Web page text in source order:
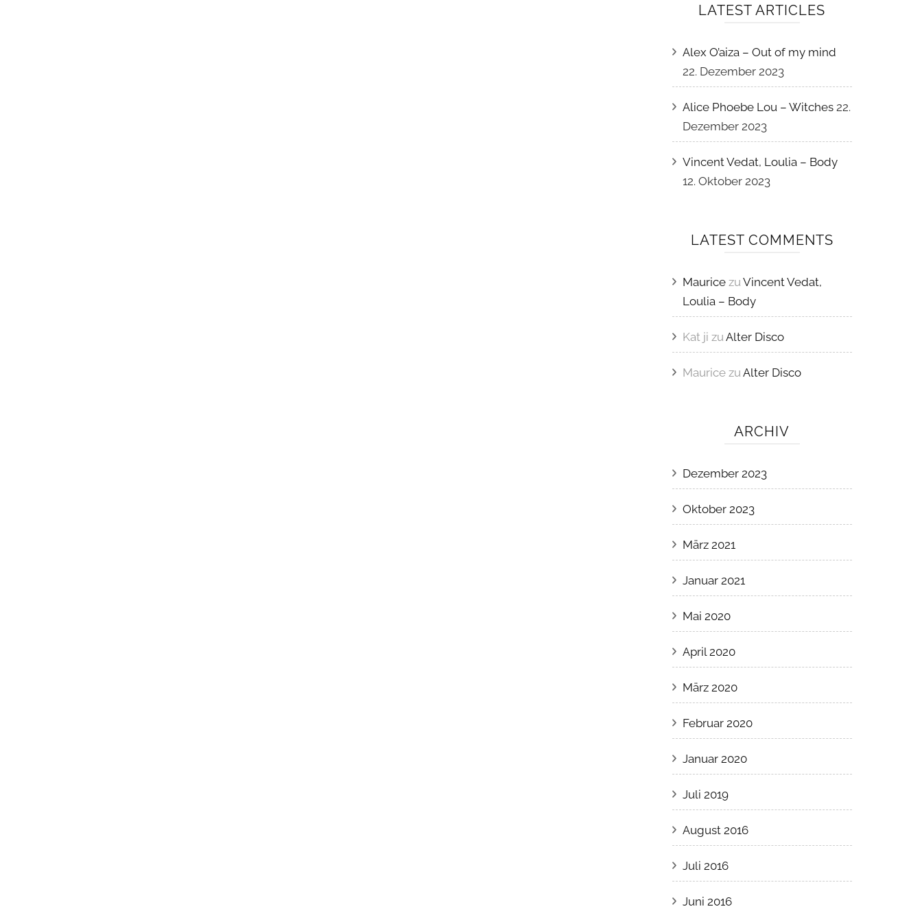
LATEST ARTICLES
Alex O’aiza – Out of my mind
22. Dezember 2023
Alice Phoebe Lou – Witches 22.
Dezember 2023
Vincent Vedat, Loulia – Body
12. Oktober 2023
LATEST COMMENTS
Mauricezu Vincent Vedat,
Loulia – Body
Kat ji zu Alter Disco
Mauricezu Alter Disco
ARCHIV
Dezember 2023
Oktober 2023
März 2021
Januar 2021
Mai 2020
April 2020
März 2020
Februar 2020
Januar 2020
Juli 2019
August 2016
Juli 2016
Juni 2016